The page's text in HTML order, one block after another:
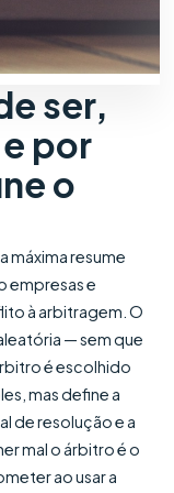
ser,
por
o
máxima resume
empresas e
à arbitragem. O
— sem que
é escolhido
mas define a
de resolução e a
mal o árbitro é o
ao usar a